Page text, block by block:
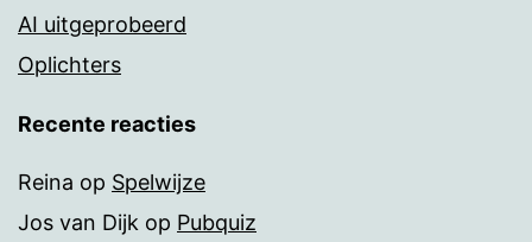
AI uitgeprobeerd
Oplichters
Recente reacties
Reina op Spelwijze
Jos van Dijk op Pubquiz